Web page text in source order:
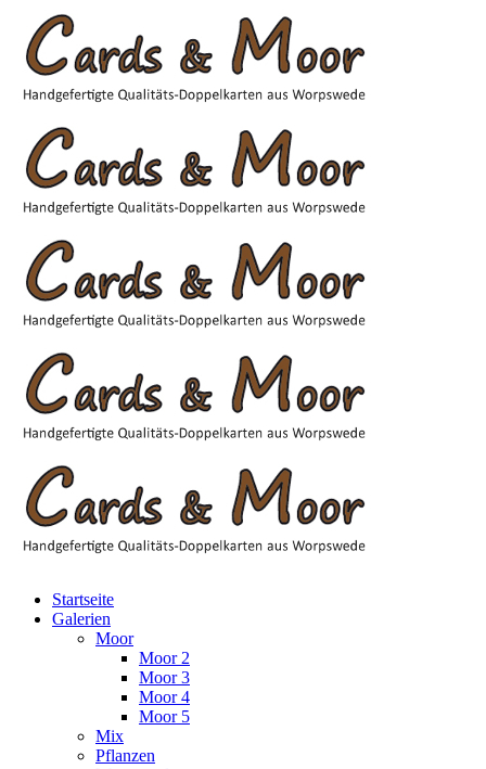
Startseite
Galerien
Moor
Moor 2
Moor 3
Moor 4
Moor 5
Mix
Pflanzen